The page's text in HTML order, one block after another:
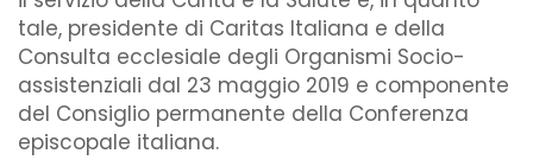
tale, presidente di Caritas Italiana e della
Consulta ecclesiale degli Organismi Socio-
assistenziali dal 23 maggio 2019 e componente
del Consiglio permanente della Conferenza
episcopale italiana.